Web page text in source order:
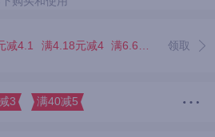
领取
减4.1 满4.18元减4 满6.67元减5.07 满
3 满40减5